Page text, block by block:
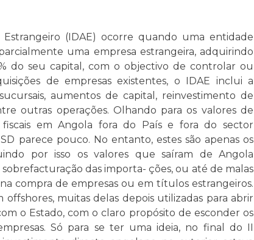
(IDAE) ocorre quando uma entidade
uma empresa estrangeira, adquirindo
do seu capital, com o objectivo de controlar ou
de empresas existentes, o IDAE inclui a
aumentos de capital, reinvestimento de
outras operações. Olhando para os valores de
em Angola fora do País e fora do sector
parece pouco. No entanto, estes são apenas os
por isso os valores que saíram de Angola
das importa- ções, ou até de malas
compra de empresas ou em títulos estrangeiros.
muitas delas depois utilizadas para abrir
o Estado, com o claro propósito de esconder os
Só para se ter uma ideia, no final do II